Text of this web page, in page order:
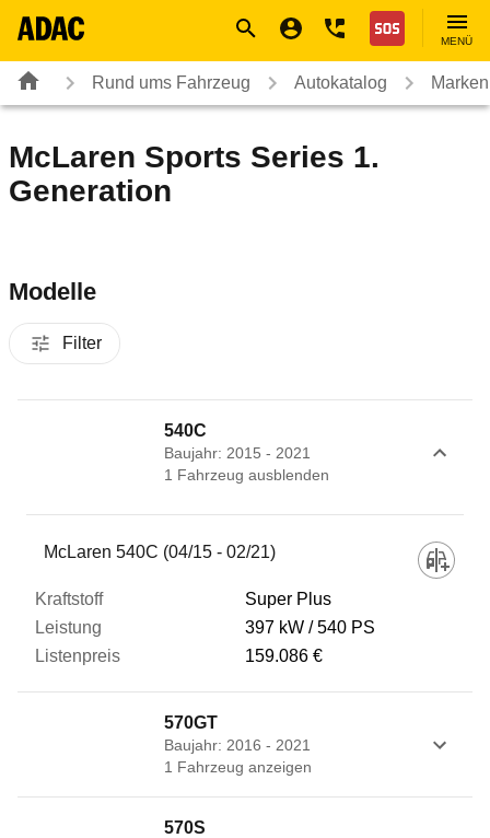
Nothilfe
MENÜ
Rund ums Fahrzeug Autokatalog
McLaren Sports Series 1.
Generation
Modelle
Filter
540C
Baujahr: 2015 - 2021
1 Fahrzeug ausblenden
Fahrzeug
Kraftstoff
Leistung
Zum Vergleich hinzufügen
McLaren 540C (04/15 - 02/21)
Super Plus
397 kW
540 PS
159.086 €
570GT
Baujahr: 2016 - 2021
1 Fahrzeug anzeigen
570S